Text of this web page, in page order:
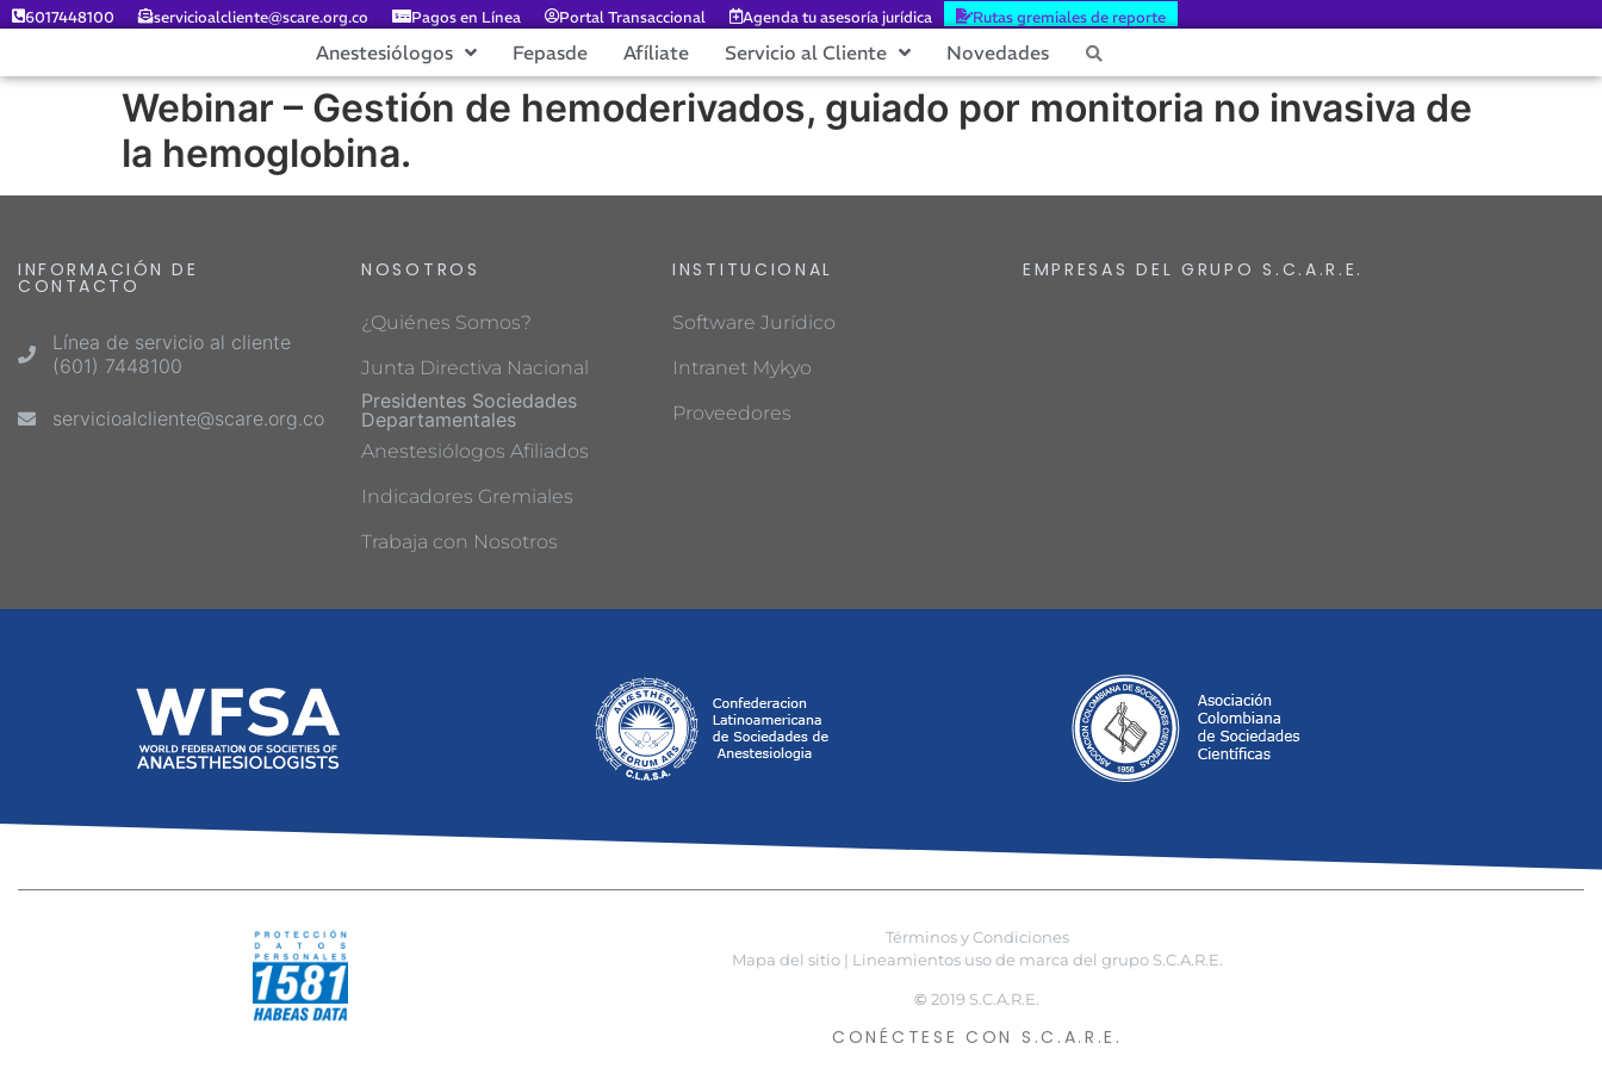
6017448100 servicioalcliente@scare.org.co Pagos en Línea Portal Transaccional Agenda tu asesoría jurídica Rutas gremiales de reporte
Anestesiólogos Fepasde Afíliate Servicio al Cliente Novedades
Webinar – Gestión de hemoderivados, guiado por monitoria no invasiva de
la hemoglobina.
INFORMACIÓN DE
CONTACTO
Línea de servicio al cliente
(601) 7448100
servicioalcliente@scare.org.co
NOSOTROS
¿Quiénes Somos?
Junta Directiva Nacional
Presidentes Sociedades
Departamentales
Anestesiólogos Afiliados
Indicadores Gremiales
Trabaja con Nosotros
INSTITUCIONAL
Software Jurídico
Intranet Mykyo
Proveedores
EMPRESAS DEL GRUPO S.C.A.R.E.
Términos y Condiciones
Mapa del sitio |
Lineamientos uso de marca del grupo S.C.A.R.E.
©2019 S.C.A.R.E.
CONÉCTESE CON S.C.A.R.E.